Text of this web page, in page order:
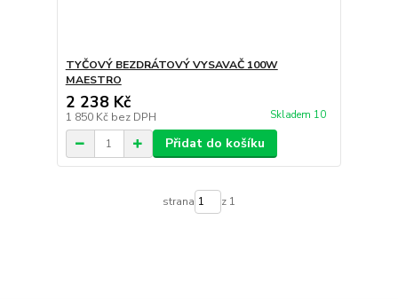
TYČOVÝ BEZDRÁTOVÝ VYSAVAČ 100W
MAESTRO
2 238 Kč
1 850 Kč bez DPH Skladem 10
Přidat do košíku
strana z 1